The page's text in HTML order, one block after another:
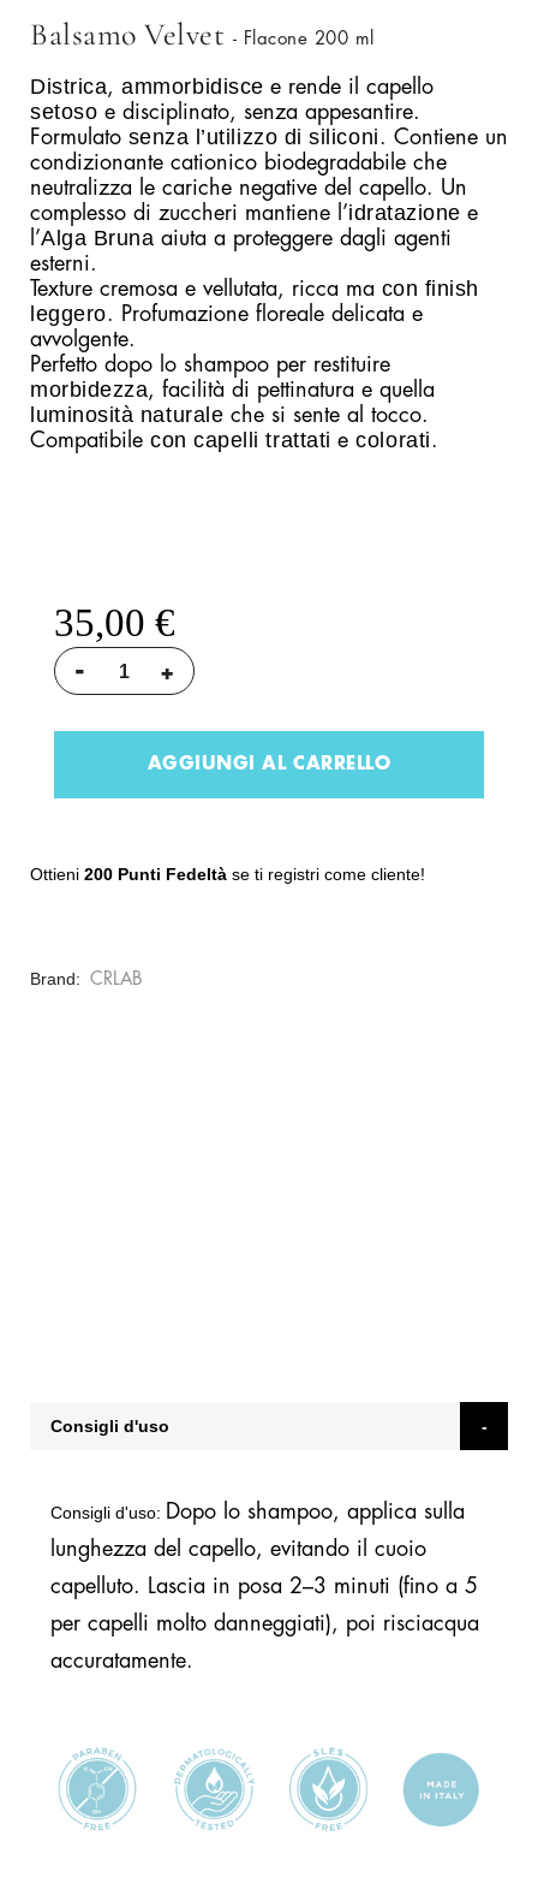
Balsamo Velvet - Flacone 200 ml
Districa,ammorbidiscee rende il capello
setoso e disciplinato, senza appesantire.
Formulato senza l’utilizzo di siliconi . Contiene un
condizionante cationico biodegradabile che
neutralizza le cariche negative del capello. Un
complesso di zuccheri mantiene l’idratazionee
l’Alga Bruna aiuta a proteggere dagli agenti
esterni.
Texture cremosa e vellutata, ricca ma con finish
leggero. Profumazione floreale delicata e
avvolgente.
Perfetto dopo lo shampoo per restituire
morbidezza, facilità di pettinatura e quella
luminosità naturale che si sente al tocco.
Compatibile con capelli trattatiecolorati .
35,00 €
- +
AGGIUNGI AL CARRELLO
Ottieni 200 Punti Fedeltà se ti registri come cliente!
Brand CRLAB
Consigli d'uso
Consigli d'uso: Dopo lo shampoo, applica sulla
lunghezza del capello, evitando il cuoio
capelluto. Lascia in posa 2–3 minuti (fino a 5
per capelli molto danneggiati), poi risciacqua
accuratamente.